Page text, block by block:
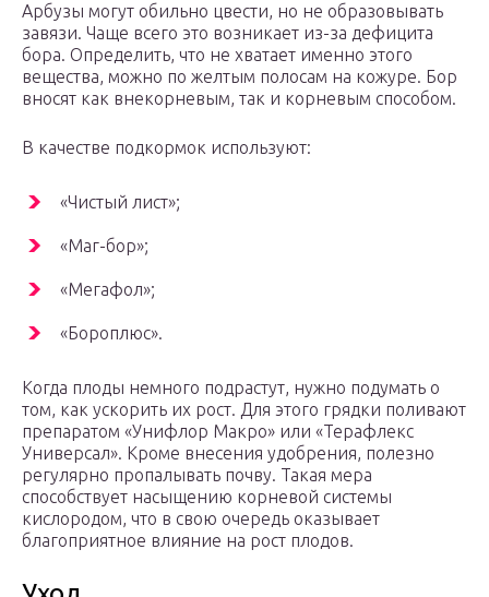
Арбузы могут обильно цвести, но не образовывать
завязи. Чаще всего это возникает из-за дефицита
бора. Определить, что не хватает именно этого
вещества, можно по желтым полосам на кожуре. Бор
вносят как внекорневым, так и корневым способом.
В качестве подкормок используют:
«Чистый лист»;
«Маг-бор»;
«Мегафол»;
«Бороплюс».
Когда плоды немного подрастут, нужно подумать о
том, как ускорить их рост. Для этого грядки поливают
препаратом «Унифлор Макро» или «Терафлекс
Универсал». Кроме внесения удобрения, полезно
регулярно пропалывать почву. Такая мера
способствует насыщению корневой системы
кислородом, что в свою очередь оказывает
благоприятное влияние на рост плодов.